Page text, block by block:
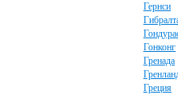
Гернси
Гонконг
Гренада
Греция